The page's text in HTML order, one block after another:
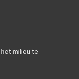
milieu te